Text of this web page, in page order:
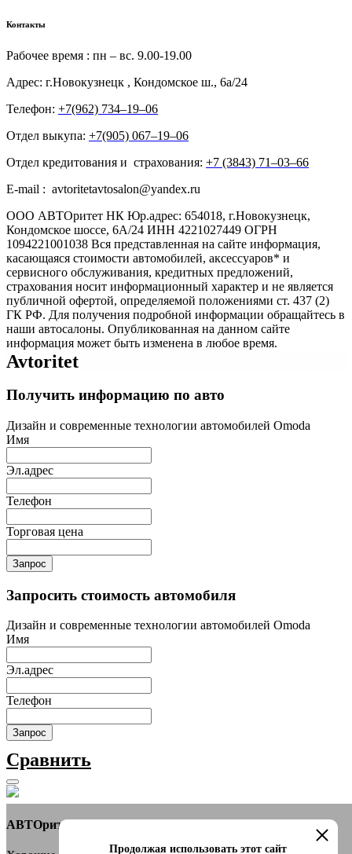
Контакты
Рабочее время : пн – вс. 9.00-19.00
Адрес: г.Новокузнецк , Кондомское ш., 6а/24
Телефон: +7(962) 734‒19‒06
Отдел выкупа: +7(905) 067‒19‒06
Отдел кредитования и страхования: +7 (3843) 71‒03‒66
E-mail : avtoritetavtosalon@yandex.ru
ООО АВТОритет НК Юр.адрес: 654018, г.Новокузнецк,
Кондомское шоссе, 6А/24 ИНН 4221027449 ОГРН
1094221001038 Вся представленная на сайте информация,
касающаяся стоимости автомобилей, аксессуаров* и
сервисного обслуживания, кредитных предложений,
страхования носит информационный характер и не является
публичной офертой, определяемой положениями ст. 437 (2)
ГК РФ. Для получения подробной информации обращайтесь в
наши автосалоны. Опубликованная на данном сайте
информация может быть изменена в любое время.
Avtoritet
Получить информацию по авто
Дизайн и современные технологии автомобилей Omoda
Имя
Эл.адрес
Телефон
Торговая цена
Запрос
Запросить стоимость автомобиля
Дизайн и современные технологии автомобилей Omoda
Имя
Эл.адрес
Телефон
Запрос
Сравнить
АВТОритет Автосалон
Продолжая использовать этот сайт